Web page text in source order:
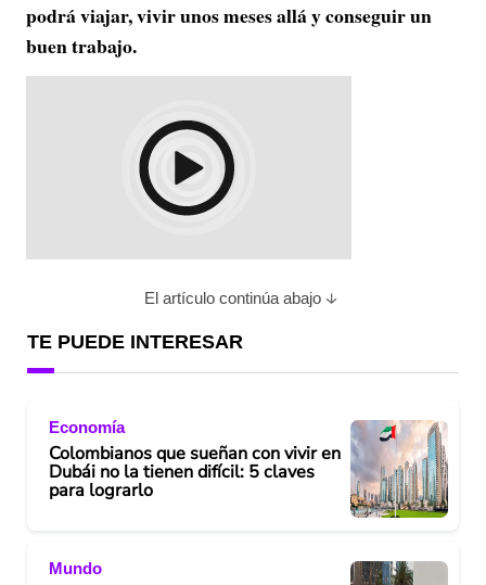
podrá viajar, vivir unos meses allá y conseguir un
buen trabajo.
El artículo continúa abajo
TE PUEDE INTERESAR
Economía
Colombianos que sueñan con vivir en
Dubái no la tienen difícil: 5 claves
para lograrlo
Mundo